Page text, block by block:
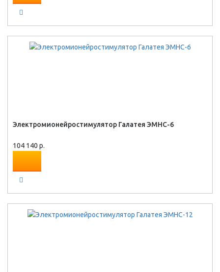
Электромионейростимулятор Галатея ЭМНС-6
104 140 р.